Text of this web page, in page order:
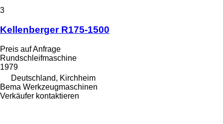
3
Kellenberger R175-1500
Preis auf Anfrage
Rundschleifmaschine
1979
Deutschland, Kirchheim
Bema Werkzeugmaschinen
Verkäufer kontaktieren